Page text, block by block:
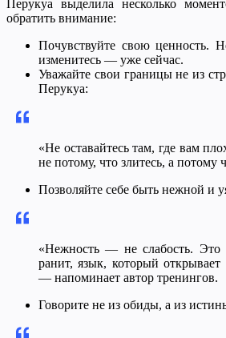
Перукуа выделила несколько
обратить внимание:
Почувствуйте свою ценность.
изменитесь — уже сейчас.
Уважайте свои границы не из
Перукуа:
«Не оставайтесь там, где вам
не потому, что злитесь, а потому
Позволяйте себе быть нежной и
«Нежность — не слабость. Это
ранит, язык, который открывает
— напоминает автор тренингов.
Говорите не из обиды, а из